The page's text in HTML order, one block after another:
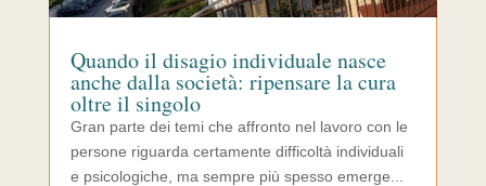
Quando il disagio individuale nasce
anche dalla società: ripensare la cura
oltre il singolo
Gran parte dei temi che affronto nel lavoro con le
persone riguarda certamente difficoltà individuali
e psicologiche, ma sempre più spesso emerge...